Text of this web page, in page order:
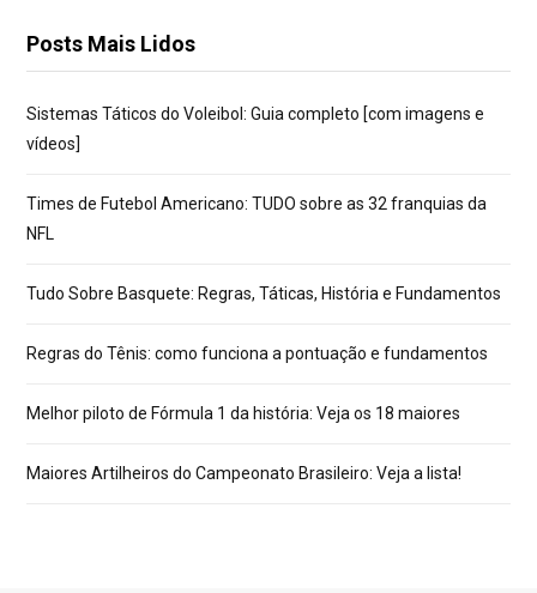
Posts Mais Lidos
Sistemas Táticos do Voleibol: Guia completo [com imagens e
vídeos]
Times de Futebol Americano: TUDO sobre as 32 franquias da
NFL
Tudo Sobre Basquete: Regras, Táticas, História e Fundamentos
Regras do Tênis: como funciona a pontuação e fundamentos
Melhor piloto de Fórmula 1 da história: Veja os 18 maiores
Maiores Artilheiros do Campeonato Brasileiro: Veja a lista!